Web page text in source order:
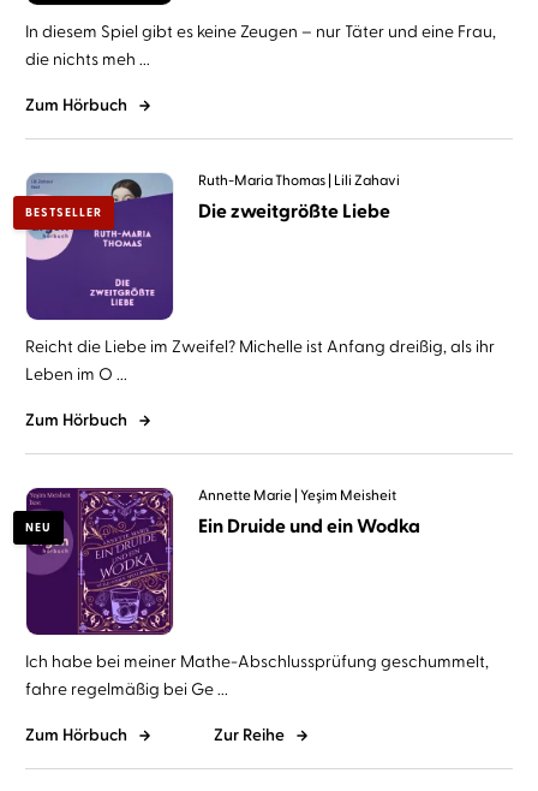
In diesem Spiel gibt es keine Zeugen – nur Täter und eine Frau,
die nichts meh ...
Zum Hörbuch
BESTSELLER
Ruth-Maria Thomas Lili Zahavi
Die zweitgrößte Liebe
Reicht die Liebe im Zweifel? Michelle ist Anfang dreißig, als ihr
Leben im O ...
Zum Hörbuch
NEU
Annette Marie Yeşim Meisheit
Ein Druide und ein Wodka
Ich habe bei meiner Mathe-Abschlussprüfung geschummelt,
fahre regelmäßig bei Ge ...
Zum Hörbuch Zur Reihe